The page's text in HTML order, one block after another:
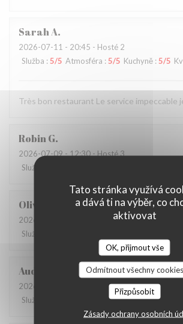
Tato stránka využívá
a dává ti na výběr, co
aktivovat
OK, přijmout vše
Odmítnout všechny cookies
Přizpůsobit
Zásady ochrany osobních
SarahA
2026-07-11 - 20:45 - Hosté 2
Služba : 5/5 Atmosféra : 5/5 Kuchyně : 5/5
Très bon restaurant Le service impeccable
RobinG
2026-07-09- 12:30 - Hosté 3
Služba
Olivia
2026-06-26
- 12:30 - Hosté 9
Služba
Audrey
2026-06-22
- 19:30 - Hosté 6
Služba
5/5 Kuchyně:4